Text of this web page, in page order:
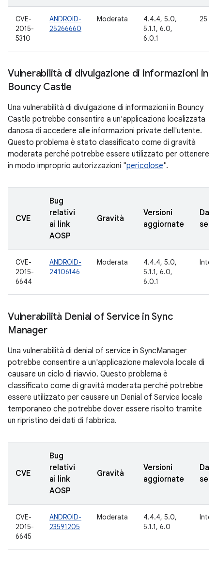
CVE-
2015-
5310
ANDROID-
25266660
Moderata
4.4.4, 5.0,
5.1.1, 6.0,
6.0.1
25
Vulnerabilità di divulgazione di informazioni in
Bouncy Castle
Una vulnerabilità di divulgazione di informazioni in Bouncy
Castle potrebbe consentire a un'applicazione localizzata
danosa di accedere alle informazioni private dell'utente.
Questo problema è stato classificato come di gravità
moderata perché potrebbe essere utilizzato per ottenere
in modo improprio autorizzazioni "pericolose".
CVE
Bug
relativi
ai link
AOSP
Gravità
Versioni
aggiornate
Data
CVE-
2015-
6644
ANDROID-
24106146
Moderata
4.4.4, 5.0,
5.1.1, 6.0,
6.0.1
Vulnerabilità Denial of Service in Sync
Manager
Una vulnerabilità di denial of service in SyncManager
potrebbe consentire a un'applicazione malevola locale di
causare un ciclo di riavvio. Questo problema è
classificato come di gravità moderata perché potrebbe
essere utilizzato per causare un Denial of Service locale
temporaneo che potrebbe dover essere risolto tramite
un ripristino dei dati di fabbrica.
CVE
Bug
relativi
ai link
AOSP
Gravità
Versioni
aggiornate
Data
CVE-
2015-
6645
ANDROID-
23591205
Moderata
4.4.4, 5.0,
5.1.1, 6.0